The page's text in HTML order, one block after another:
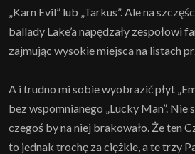
„Karn Evil” lub „Tarkus”. Ale na
ballady Lake’a napędzały zespołowi
zajmując wysokie miejsca na listach
A i trudno mi sobie wyobrazić płyt
bez wspomnianego „Lucky Man”. Nie
czegoś by na niej brakowało. Że ten
to jednak trochę za ciężkie, a te trzy